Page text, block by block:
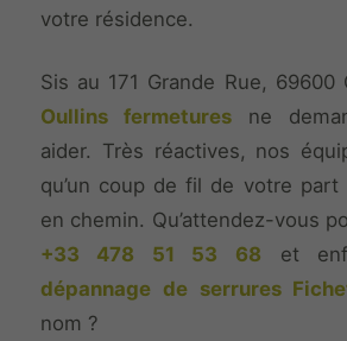
votre résidence.
Sis au 171 Grande Rue, 69600
Oullins fermeturesne
aider. Très réactives, nos
qu’un coup de fil de votre
en chemin. Qu’attendez-vous
+33 478 51 53 68 et
dépannage de serrures
nom ?